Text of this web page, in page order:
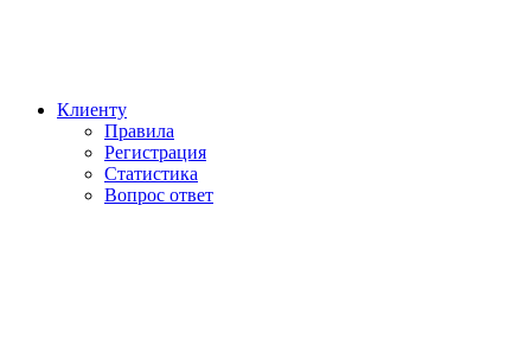
Клиенту
Правила
Регистрация
Статистика
Вопрос ответ